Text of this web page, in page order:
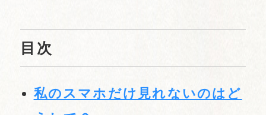
目次
私のスマホだけ見れないのはど